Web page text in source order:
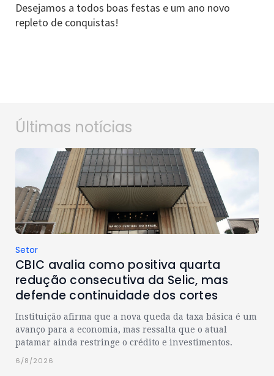
Desejamos a todos boas festas e um ano novo
repleto de conquistas!
Últimas notícias
Setor
CBIC avalia como positiva quarta
redução consecutiva da Selic, mas
defende continuidade dos cortes
Instituição afirma que a nova queda da taxa básica é um
avanço para a economia, mas ressalta que o atual
patamar ainda restringe o crédito e investimentos.
6/8/2026